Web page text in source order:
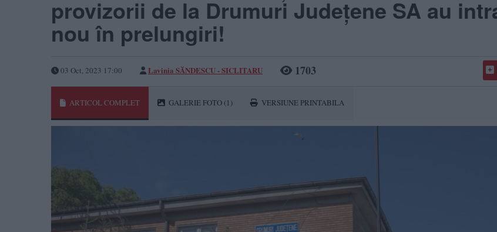
provizorii de la Drumuri Județene SA au
nou în prelungiri!
03 Oct, 2023 17:00 Lavinia SĂNDESCU - SICLITARU 1703
ARTICOL COMPLET GALERIE FOTO (1) VERSIUNE PRINTABILA